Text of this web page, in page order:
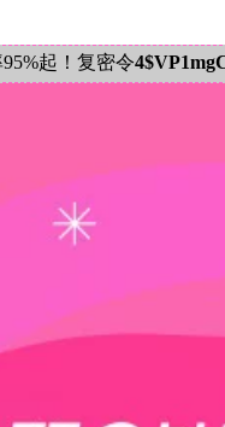
起！复密令